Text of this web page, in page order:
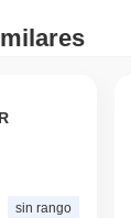
sin rango